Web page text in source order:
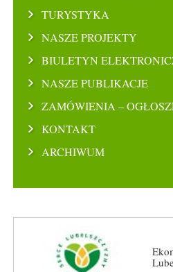
TURYSTYKA
NASZE PROJEKTY
BIULETYN
NASZE PUBLIKACJE
ZAMÓWIENIA –
KONTAKT
ARCHIWUM